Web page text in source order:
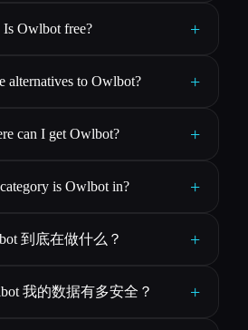
Is Owlbot free? +
alternatives to Owlbot? +
can I get Owlbot? +
is Owlbot in? +
到底在做什么？ +
我的数据有多安全？ +